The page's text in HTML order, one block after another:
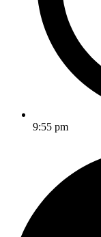
9:55 pm